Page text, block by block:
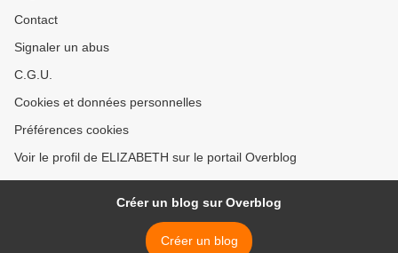
Contact
Signaler un abus
C.G.U.
Cookies et données personnelles
Préférences cookies
Voir le profil de ELIZABETH sur le portail Overblog
Créer un blog sur Overblog
Créer un blog